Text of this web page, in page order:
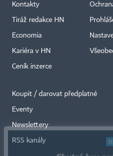
Kontakty
Tiráž redakce HN
Economia
Kariéra v HN
Ceník inzerce
Koupit / darovat předplatné
Eventy
Newslettery
RSS kanály